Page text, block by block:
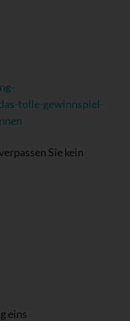
tolle-gewinnspiel-
Sie kein
eins